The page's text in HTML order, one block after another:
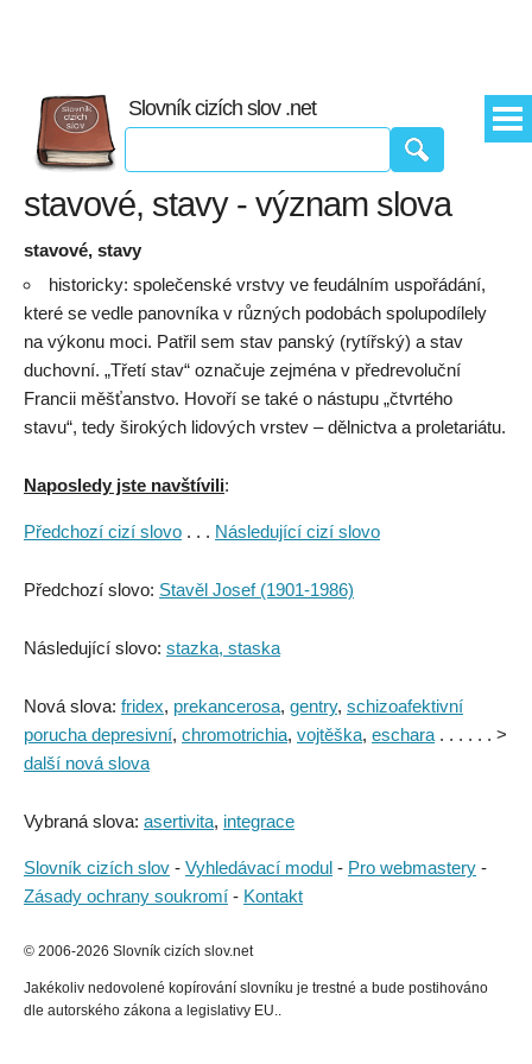
Slovník cizích slov .net
stavové, stavy - význam slova
stavové, stavy
historicky: společenské vrstvy ve feudálním uspořádání,
které se vedle panovníka v různých podobách spolupodílely
na výkonu moci. Patřil sem stav panský (rytířský) a stav
duchovní. „Třetí stav“ označuje zejména v předrevoluční
Francii měšťanstvo. Hovoří se také o nástupu „čtvrtého
stavu“, tedy širokých lidových vrstev – dělnictva a proletariátu.
Naposledy jste navštívili:
Předchozí cizí slovo . . . Následující cizí slovo
Předchozí slovo: Stavěl Josef (1901-1986)
Následující slovo: stazka, staska
Nová slova: fridex, prekancerosa, gentry, schizoafektivní
porucha depresivní, chromotrichia, vojtěška, eschara . . . . . . >
další nová slova
Vybraná slova: asertivita, integrace
Slovník cizích slov - Vyhledávací modul - Pro webmastery -
Zásady ochrany soukromí - Kontakt
© 2006-2026 Slovník cizích slov.net
Jakékoliv nedovolené kopírování slovníku je trestné a bude postihováno
dle autorského zákona a legislativy EU..